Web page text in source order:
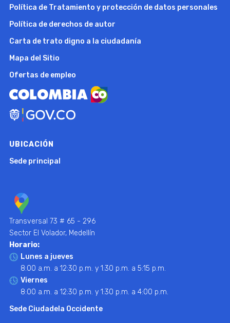
Política de Tratamiento y protección de datos personales
Política de derechos de autor
Carta de trato digno a la ciudadanía
Mapa del Sitio
Ofertas de empleo
UBICACIÓN
Sede principal
Transversal 73 # 65 - 296
Sector El Volador, Medellín
Horario:
Lunes a jueves
8:00 a.m. a 12:30 p.m. y 1:30 p.m. a 5:15 p.m.
Viernes
8:00 a.m. a 12:30 p.m. y 1:30 p.m. a 4:00 p.m.
Sede Ciudadela Occidente